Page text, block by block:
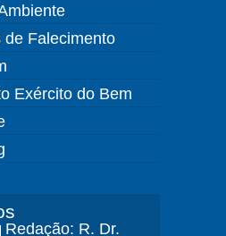
de Falecimento
Exército do Bem
Redação: R. Dr.